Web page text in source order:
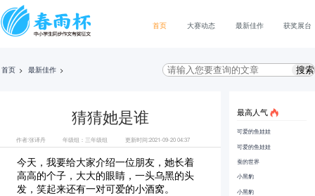
首页 大赛动态 最新佳作 获奖展台
首页 > 最新佳作 >
猜猜她是谁
作者:张译丹 年级组：三年级组 更新时间:2021-09-20 04:37
今天，我要给大家介绍一位朋友，她长着
高高的个子，大大的眼睛，一头乌黑的头
发，笑起来还有一对可爱的小酒窝。
最高人气
可爱的鱼娃娃
可爱的鱼娃娃
蚕的世界
小黑豹
小黑豹